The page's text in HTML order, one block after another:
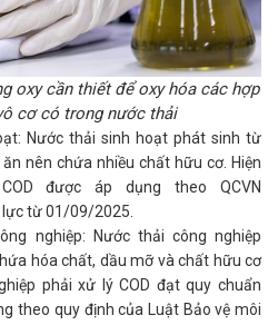
oxy cần thiết để oxy hóa các hợp
cơ có trong nước thải
Nước thải sinh hoạt phát sinh từ
nên chứa nhiều chất hữu cơ. Hiện
được áp dụng theo QCVN
lực từ 01/09/2025.
nghiệp: Nước thải công nghiệp
hóa chất, dầu mỡ và chất hữu cơ
phải xử lý COD đạt quy chuẩn
theo quy định của Luật Bảo vệ môi